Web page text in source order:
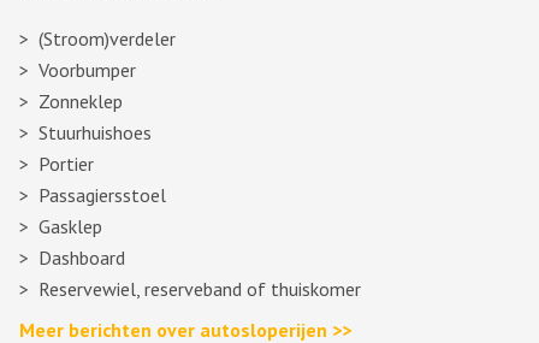
(Stroom)verdeler
Voorbumper
Zonneklep
Stuurhuishoes
Portier
Passagiersstoel
Gasklep
Dashboard
Reservewiel, reserveband of thuiskomer
Meer berichten over autosloperijen >>